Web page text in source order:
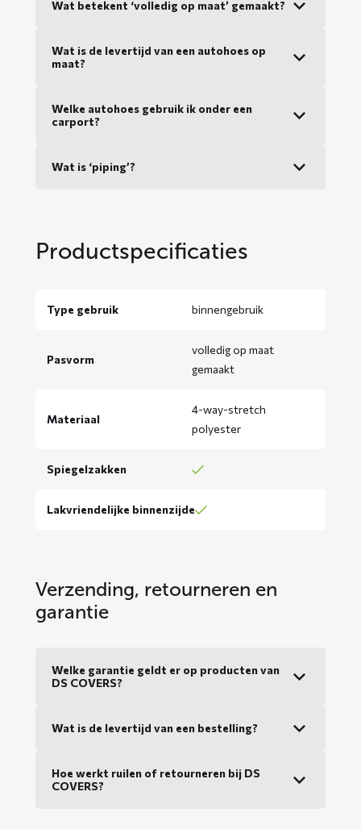
Wat betekent ‘volledig op maat’ gemaakt?
Wat is de levertijd van een autohoes op
maat?
Welke autohoes gebruik ik onder een
carport?
Wat is ‘piping’?
Productspecificaties
Type gebruik binnengebruik
Pasvorm
volledig op maat
gemaakt
Materiaal
4-way-stretch
polyester
Spiegelzakken
Lakvriendelijke binnenzijde
Verzending, retourneren en
garantie
Welke garantie geldt er op producten van
DS COVERS?
Wat is de levertijd van een bestelling?
Hoe werkt ruilen of retourneren bij DS
COVERS?